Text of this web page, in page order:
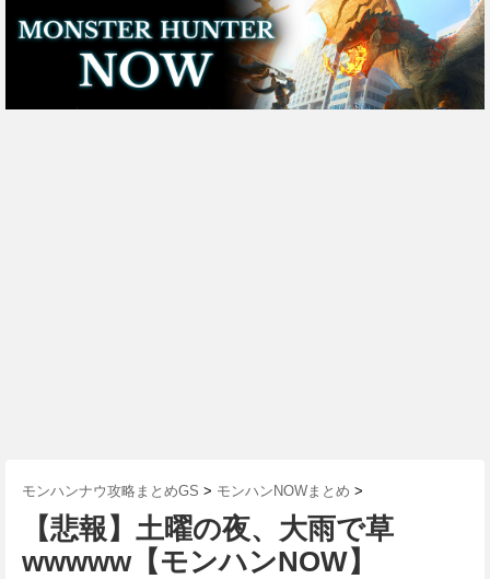
モンハンナウ攻略まとめGS > モンハンNOWまとめ >
【悲報】土曜の夜、大雨で草
wwwww【モンハンNOW】